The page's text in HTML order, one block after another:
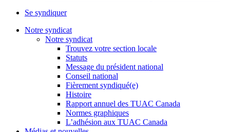
Se syndiquer
Notre syndicat
Notre syndicat
Trouvez votre section locale
Statuts
Message du président national
Conseil national
Fièrement syndiqué(e)
Histoire
Rapport annuel des TUAC Canada
Normes graphiques
L’adhésion aux TUAC Canada